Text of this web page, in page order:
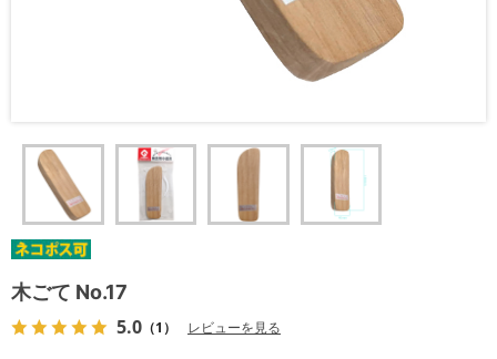
木ごて No.17
5.0 （1） レビューを見る